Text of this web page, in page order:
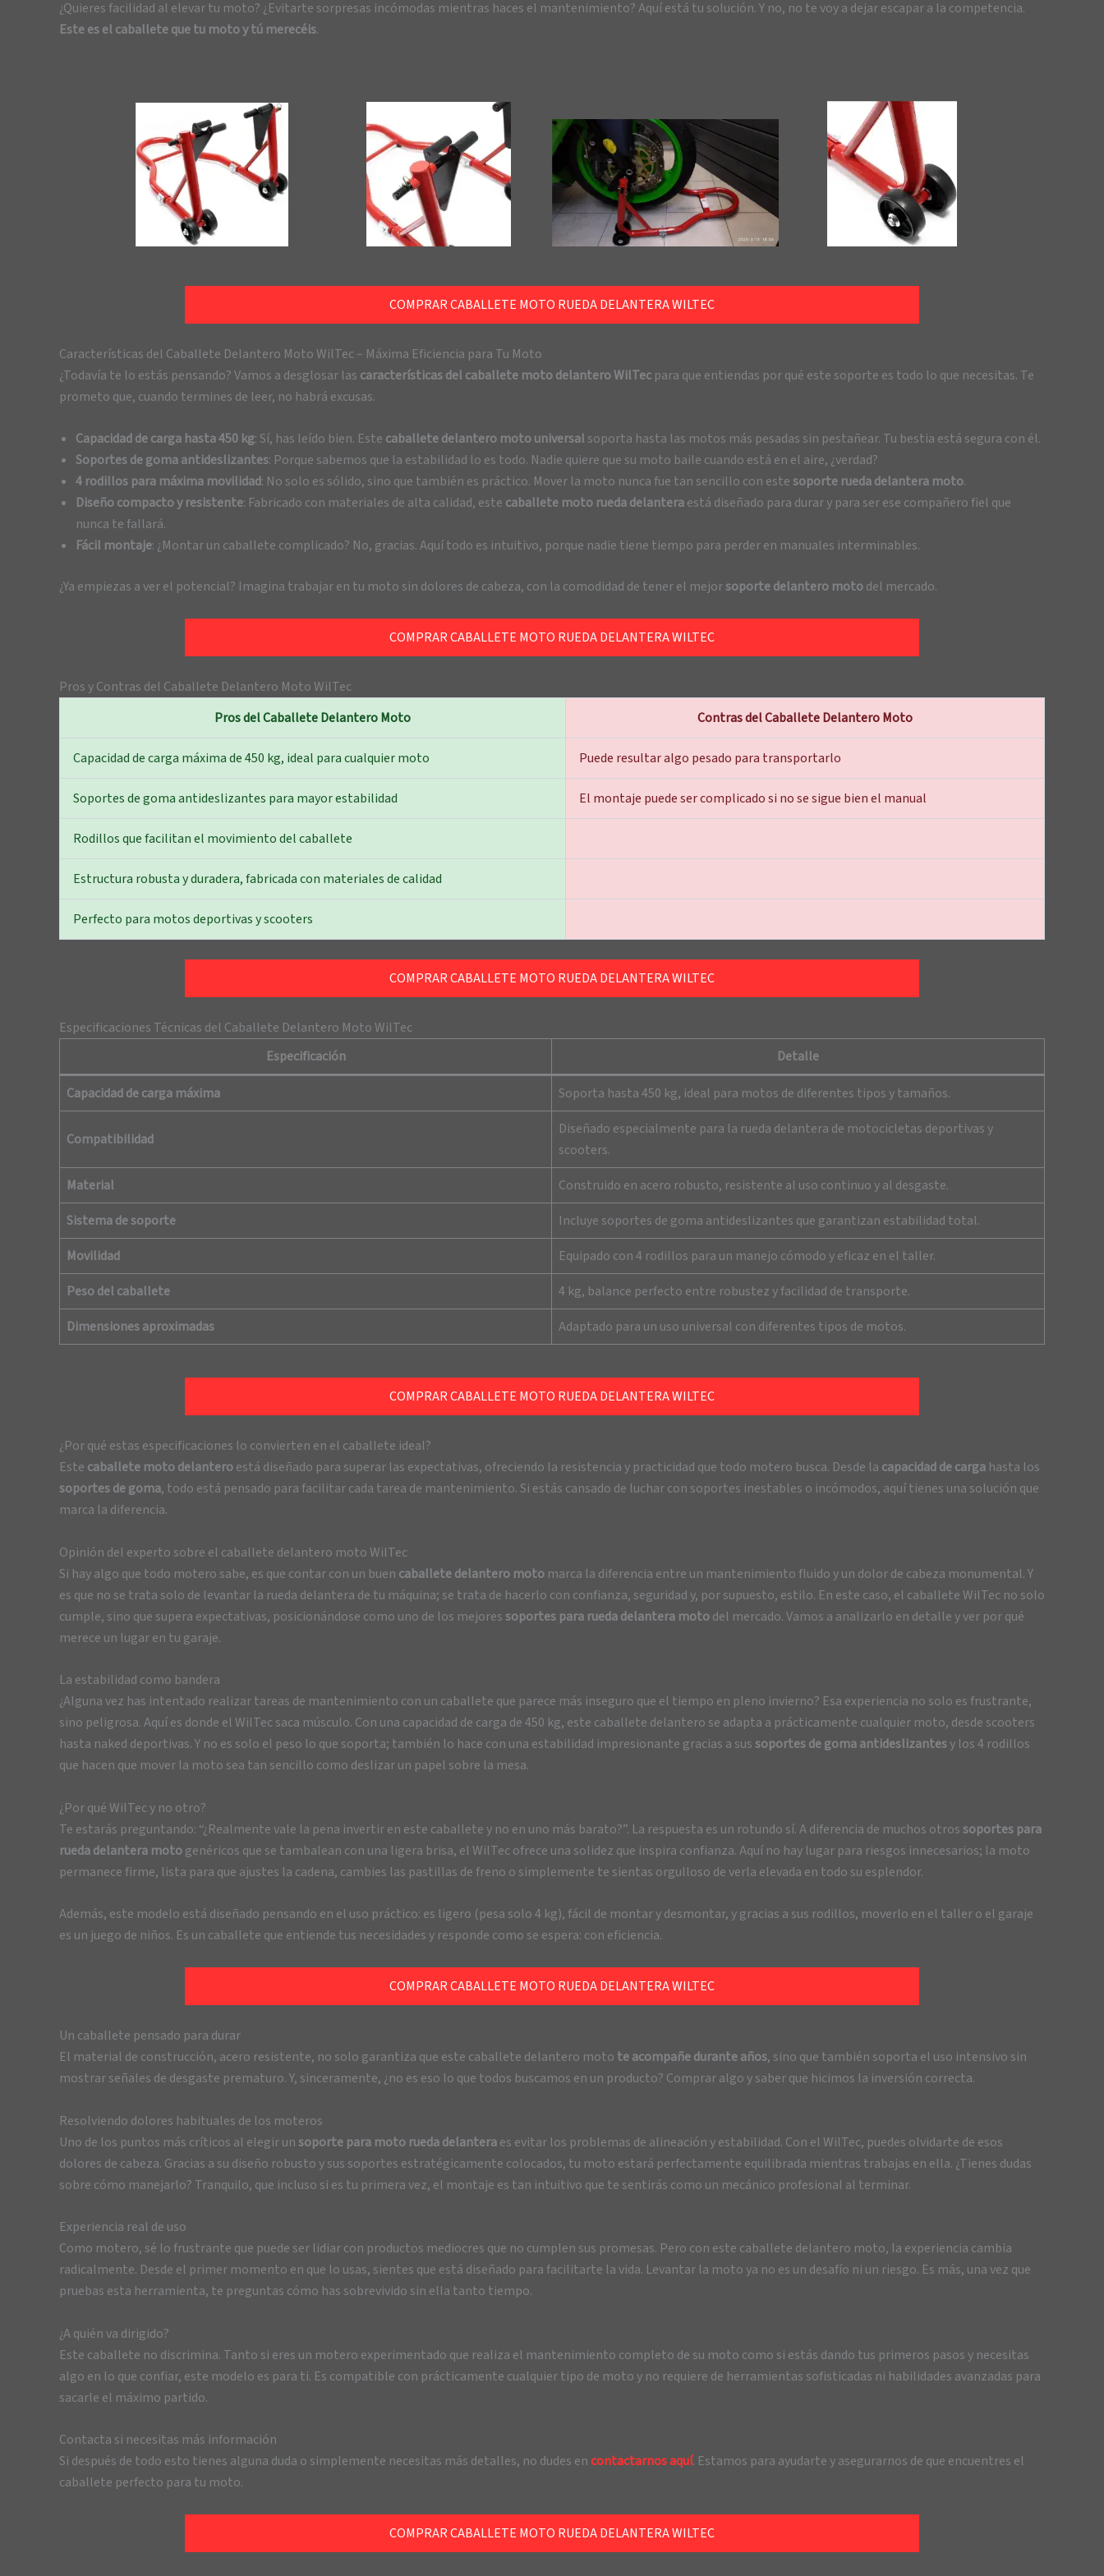
¿Quieres facilidad al elevar tu moto? ¿Evitarte sorpresas incómodas mientras haces el mantenimiento? Aquí está tu solución. Y no, no te voy a dejar escapar a la competencia.
Este es el caballete que tu moto y tú merecéis.
COMPRAR CABALLETE MOTO RUEDA DELANTERA WILTEC
Características del Caballete Delantero Moto WilTec – Máxima Eficiencia para Tu Moto
¿Todavía te lo estás pensando? Vamos a desglosar las características del caballete moto delantero WilTec para que entiendas por qué este soporte es todo lo que necesitas. Te
prometo que, cuando termines de leer, no habrá excusas.
Capacidad de carga hasta 450 kg: Sí, has leído bien. Este caballete delantero moto universal soporta hasta las motos más pesadas sin pestañear. Tu bestia está segura con él.
Soportes de goma antideslizantes: Porque sabemos que la estabilidad lo es todo. Nadie quiere que su moto baile cuando está en el aire, ¿verdad?
4 rodillos para máxima movilidad: No solo es sólido, sino que también es práctico. Mover la moto nunca fue tan sencillo con estesoporte rueda delantera moto.
Diseño compacto y resistente: Fabricado con materiales de alta calidad, este caballete moto rueda delanteraestá diseñado para durar y para ser ese compañero fiel que
nunca te fallará.
Fácil montaje: ¿Montar un caballete complicado? No, gracias. Aquí todo es intuitivo, porque nadie tiene tiempo para perder en manuales interminables.
¿Ya empiezas a ver el potencial? Imagina trabajar en tu moto sin dolores de cabeza, con la comodidad de tener el mejorsoporte delantero motodel mercado.
COMPRAR CABALLETE MOTO RUEDA DELANTERA WILTEC
Pros y Contras del Caballete Delantero Moto WilTec
Pros del Caballete Delantero Moto
Contras del Caballete Delantero Moto
Capacidad de carga máxima de 450 kg, ideal para cualquier moto Puede resultar algo pesado para transportarlo
Soportes de goma antideslizantes para mayor estabilidad El montaje puede ser complicado si no se sigue bien el manual
Rodillos que facilitan el movimiento del caballete
Estructura robusta y duradera, fabricada con materiales de calidad
Perfecto para motos deportivas y scooters
COMPRAR CABALLETE MOTO RUEDA DELANTERA WILTEC
Especificaciones Técnicas del Caballete Delantero Moto WilTec
Especificación
Detalle
Capacidad de carga máxima Soporta hasta 450 kg, ideal para motos de diferentes tipos y tamaños.
Compatibilidad
Diseñado especialmente para la rueda delantera de motocicletas deportivas y
scooters.
Material
Construido en acero robusto, resistente al uso continuo y al desgaste.
Sistema de soporte
Incluye soportes de goma antideslizantes que garantizan estabilidad total.
Movilidad
Equipado con 4 rodillos para un manejo cómodo y eficaz en el taller.
Peso del caballete
4 kg, balance perfecto entre robustez y facilidad de transporte.
Dimensiones aproximadas
Adaptado para un uso universal con diferentes tipos de motos.
COMPRAR CABALLETE MOTO RUEDA DELANTERA WILTEC
¿Por qué estas especificaciones lo convierten en el caballete ideal?
Este caballete moto delanteroestá diseñado para superar las expectativas, ofreciendo la resistencia y practicidad que todo motero busca. Desde la capacidad de carga hasta los
soportes de goma, todo está pensado para facilitar cada tarea de mantenimiento. Si estás cansado de luchar con soportes inestables o incómodos, aquí tienes una solución que
marca la diferencia.
Opinión del experto sobre el caballete delantero moto WilTec
Si hay algo que todo motero sabe, es que contar con un buen caballete delantero moto marca la diferencia entre un mantenimiento fluido y un dolor de cabeza monumental. Y
es que no se trata solo de levantar la rueda delantera de tu máquina; se trata de hacerlo con confianza, seguridad y, por supuesto, estilo. En este caso, el caballete WilTec no solo
cumple, sino que supera expectativas, posicionándose como uno de los mejoressoportes para rueda delantera motodel mercado. Vamos a analizarlo en detalle y ver por qué
merece un lugar en tu garaje.
La estabilidad como bandera
¿Alguna vez has intentado realizar tareas de mantenimiento con un caballete que parece más inseguro que el tiempo en pleno invierno? Esa experiencia no solo es frustrante,
sino peligrosa. Aquí es donde el WilTec saca músculo. Con una capacidad de carga de 450 kg, este caballete delantero se adapta a prácticamente cualquier moto, desde scooters
hasta naked deportivas. Y no es solo el peso lo que soporta; también lo hace con una estabilidad impresionante gracias a sussoportes de goma antideslizantesy los 4 rodillos
que hacen que mover la moto sea tan sencillo como deslizar un papel sobre la mesa.
¿Por qué WilTec y no otro?
Te estarás preguntando: “¿Realmente vale la pena invertir en este caballete y no en uno más barato?”. La respuesta es un rotundo sí. A diferencia de muchos otrossoportes para
rueda delantera motogenéricos que se tambalean con una ligera brisa, el WilTec ofrece una solidez que inspira confianza. Aquí no hay lugar para riesgos innecesarios; la moto
permanece firme, lista para que ajustes la cadena, cambies las pastillas de freno o simplemente te sientas orgulloso de verla elevada en todo su esplendor.
Además, este modelo está diseñado pensando en el uso práctico: es ligero (pesa solo 4 kg), fácil de montar y desmontar, y gracias a sus rodillos, moverlo en el taller o el garaje
es un juego de niños. Es un caballete que entiende tus necesidades y responde como se espera: con eficiencia.
COMPRAR CABALLETE MOTO RUEDA DELANTERA WILTEC
Un caballete pensado para durar
El material de construcción, acero resistente, no solo garantiza que este caballete delantero moto te acompañe durante años, sino que también soporta el uso intensivo sin
mostrar señales de desgaste prematuro. Y, sinceramente, ¿no es eso lo que todos buscamos en un producto? Comprar algo y saber que hicimos la inversión correcta.
Resolviendo dolores habituales de los moteros
Uno de los puntos más críticos al elegir unsoporte para moto rueda delanteraes evitar los problemas de alineación y estabilidad. Con el WilTec, puedes olvidarte de esos
dolores de cabeza. Gracias a su diseño robusto y sus soportes estratégicamente colocados, tu moto estará perfectamente equilibrada mientras trabajas en ella. ¿Tienes dudas
sobre cómo manejarlo? Tranquilo, que incluso si es tu primera vez, el montaje es tan intuitivo que te sentirás como un mecánico profesional al terminar.
Experiencia real de uso
Como motero, sé lo frustrante que puede ser lidiar con productos mediocres que no cumplen sus promesas. Pero con este caballete delantero moto, la experiencia cambia
radicalmente. Desde el primer momento en que lo usas, sientes que está diseñado para facilitarte la vida. Levantar la moto ya no es un desafío ni un riesgo. Es más, una vez que
pruebas esta herramienta, te preguntas cómo has sobrevivido sin ella tanto tiempo.
¿A quién va dirigido?
Este caballete no discrimina. Tanto si eres un motero experimentado que realiza el mantenimiento completo de su moto como si estás dando tus primeros pasos y necesitas
algo en lo que confiar, este modelo es para ti. Es compatible con prácticamente cualquier tipo de moto y no requiere de herramientas sofisticadas ni habilidades avanzadas para
sacarle el máximo partido.
Contacta si necesitas más información
Si después de todo esto tienes alguna duda o simplemente necesitas más detalles, no dudes encontactarnos aquí. Estamos para ayudarte y asegurarnos de que encuentres el
caballete perfecto para tu moto.
COMPRAR CABALLETE MOTO RUEDA DELANTERA WILTEC